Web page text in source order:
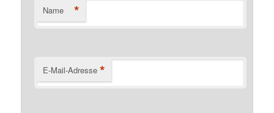
Name *
E-Mail-Adresse *